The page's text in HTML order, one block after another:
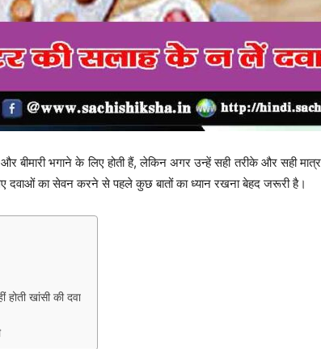
बीमारी भगाने के लिए होती हैं, लेकिन अगर उन्हें सही तरीके और सही
दवाओं का सेवन करने से पहले कुछ बातों का ध्यान रखना बेहद जरूरी है।
खांसी की दवा